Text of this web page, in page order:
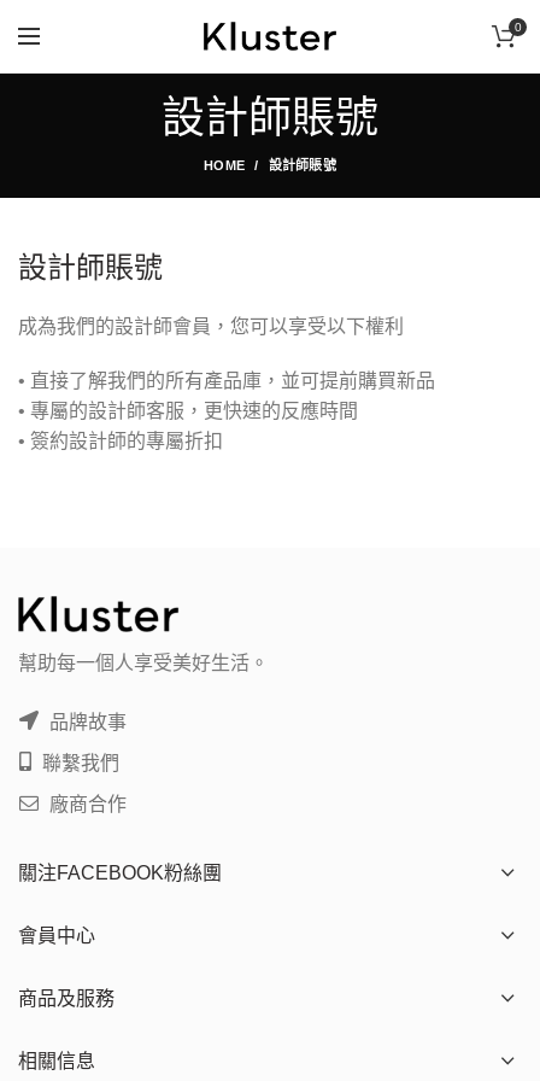
0
設計師賬號
HOME 設計師賬號
設計師賬號
成為我們的設計師會員，您可以享受以下權利
• 直接了解我們的所有產品庫，並可提前購買新品
• 專屬的設計師客服，更快速的反應時間
• 簽約設計師的專屬折扣
幫助每一個人享受美好生活。
品牌故事
聯繫我們
廠商合作
關注FACEBOOK粉絲團
會員中心
商品及服務
相關信息
首次購買限時折扣，請洽客服